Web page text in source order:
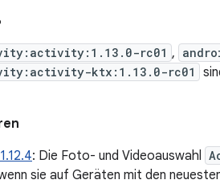
rc01 ,
ktx:1.13.0-rc01
: Die Foto- und Videoauswahl
sie auf Geräten mit den